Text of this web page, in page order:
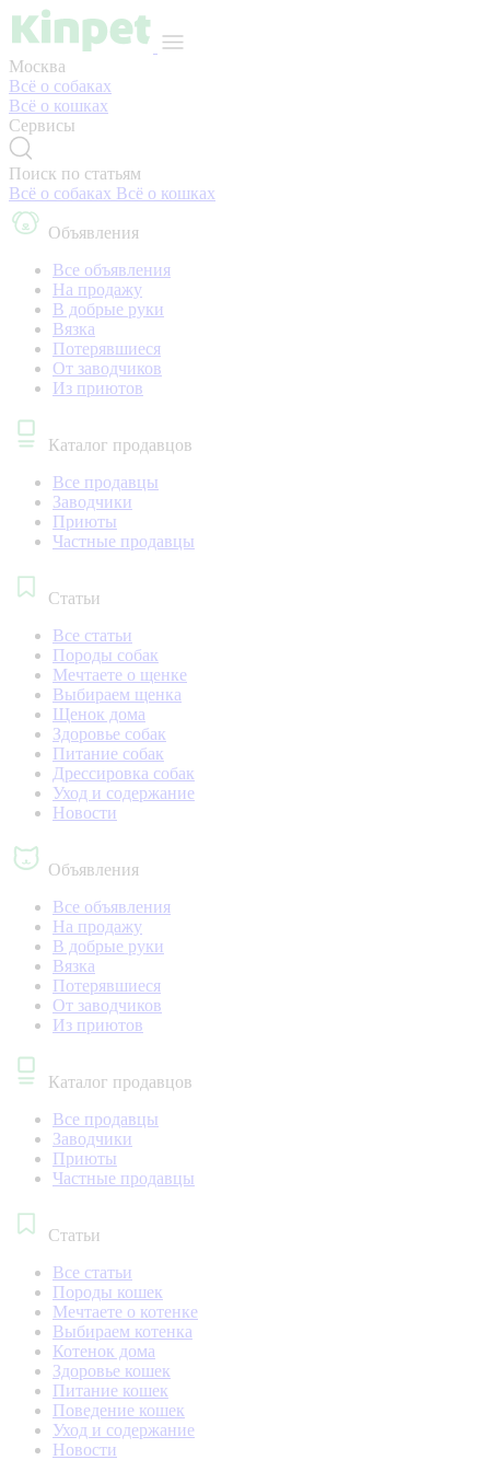
Москва
Всё о собаках
Всё о кошках
Сервисы
Поиск по статьям
Всё о собаках Всё о кошках
Объявления
Все объявления
На продажу
В добрые руки
Вязка
Потерявшиеся
От заводчиков
Из приютов
Каталог продавцов
Все продавцы
Заводчики
Приюты
Частные продавцы
Статьи
Все статьи
Породы собак
Мечтаете о щенке
Выбираем щенка
Щенок дома
Здоровье собак
Питание собак
Дрессировка собак
Уход и содержание
Новости
Объявления
Все объявления
На продажу
В добрые руки
Вязка
Потерявшиеся
От заводчиков
Из приютов
Каталог продавцов
Все продавцы
Заводчики
Приюты
Частные продавцы
Статьи
Все статьи
Породы кошек
Мечтаете о котенке
Выбираем котенка
Котенок дома
Здоровье кошек
Питание кошек
Поведение кошек
Уход и содержание
Новости